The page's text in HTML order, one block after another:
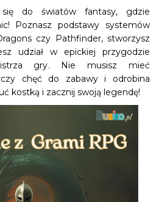
się do światów fantasy, gdzie
Poznasz podstawy systemów
czy Pathfinder, stworzysz
udział w epickiej przygodzie
gry. Nie musisz mieć
chęć do zabawy i odrobina
kostką i zacznij swoją legendę!